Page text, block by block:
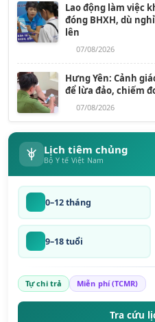
Lao động làm việc
đóng BHXH, dù
lên
07/08/2026
Hưng Yên: Cảnh
để lừa đảo, chiếm
07/08/2026
Lịch tiêm chủng
Bộ Y tế Việt Nam
0–12 tháng
9–18 tuổi
Tự chi trả Miễn phí (TCMR)
Tra cứu